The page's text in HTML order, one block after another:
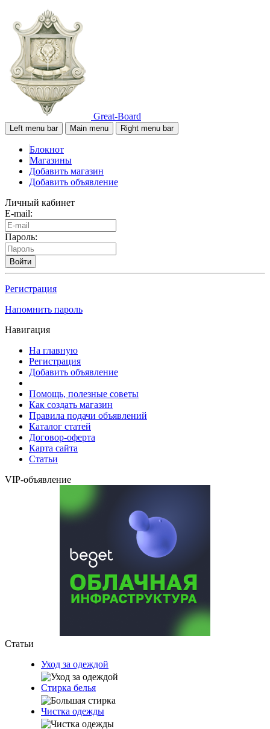
Great-Board
Left menu bar Main menu Right menu bar
Блокнот
Магазины
Добавить магазин
Добавить объявление
Личный кабинет
E-mail:
Пароль:
Войти
Регистрация
Напомнить пароль
Навигация
На главную
Регистрация
Добавить объявление
Помощь, полезные советы
Как создать магазин
Правила подачи объявлений
Каталог статей
Договор-оферта
Карта сайта
Статьи
VIP-объявление
Статьи
Уход за одеждой
Стирка белья
Чистка одежды